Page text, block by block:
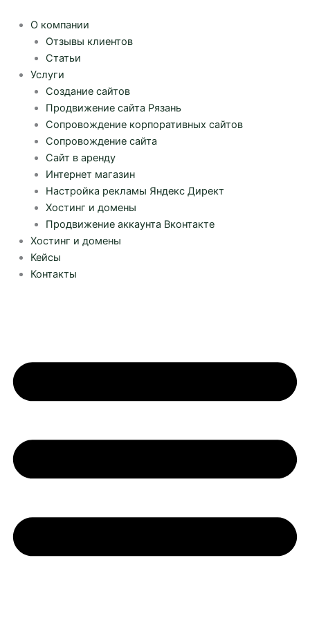
содержимому
О компании
Отзывы клиентов
Статьи
Услуги
Создание сайтов
Продвижение сайта Рязань
Сопровождение корпоративных сайтов
Сопровождение сайта
Сайт в аренду
Интернет магазин
Настройка рекламы Яндекс Директ
Хостинг и домены
Продвижение аккаунта Вконтакте
Хостинг и домены
Кейсы
Контакты